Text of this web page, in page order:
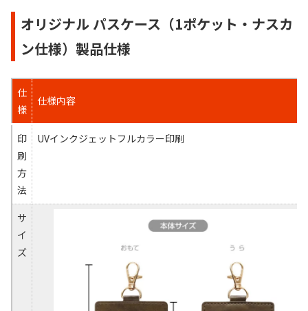
オリジナル パスケース（1ポケット・ナスカ
ン仕様）製品仕様
仕
様
仕様内容
印
刷
方
法
UVインクジェットフルカラー印刷
サ
イ
ズ